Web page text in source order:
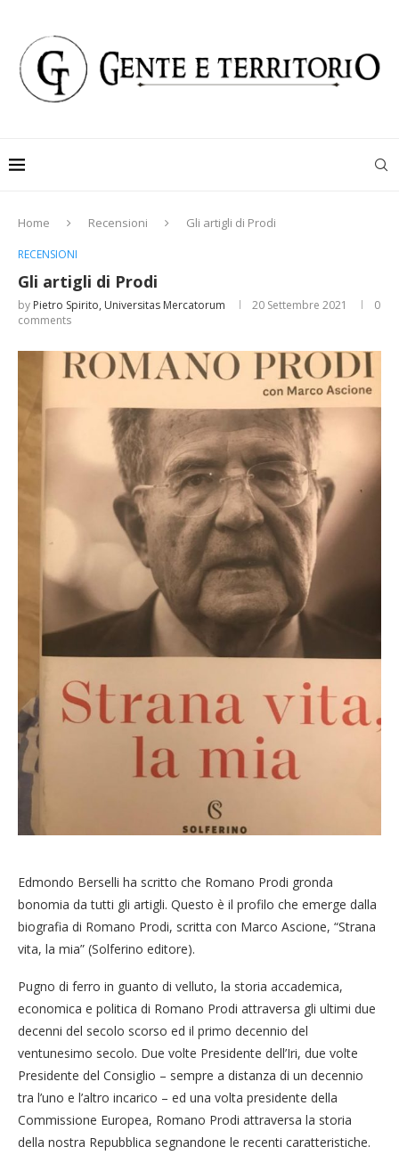
Home Recensioni Gli artigli di Prodi
RECENSIONI
Gli artigli di Prodi
by Pietro Spirito, Universitas Mercatorum 20 Settembre 2021
0
comments
Edmondo Berselli ha scritto che Romano Prodi gronda
bonomia da tutti gli artigli. Questo è il profilo che emerge dalla
biografia di Romano Prodi, scritta con Marco Ascione, “Strana
vita, la mia” (Solferino editore).
Pugno di ferro in guanto di velluto, la storia accademica,
economica e politica di Romano Prodi attraversa gli ultimi due
decenni del secolo scorso ed il primo decennio del
ventunesimo secolo. Due volte Presidente dell’Iri, due volte
Presidente del Consiglio – sempre a distanza di un decennio
tra l’uno e l’altro incarico – ed una volta presidente della
Commissione Europea, Romano Prodi attraversa la storia
della nostra Repubblica segnandone le recenti caratteristiche.